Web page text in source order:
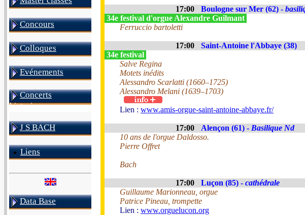
Concours
Colloques
Evénements
Concerts
historiques
J S BACH
Liens
Data Base
17:00 Boulogne sur Mer (62) -
34e festival d'orgue Alexandre Guilmant
Ferruccio bartoletti
17:00
Saint-Antoine l'Abbaye (38)
34e festival
Salve Regina
Motets inédits
Alessandro Scarlatti (1660–1725)
Alessandro Melani (1639–1703)
Lien : www.amis-orgue-saint-antoine-abbaye.fr/
17:00 Alençon (61) - Basilique Nd
10 ans de l'orgue Daldosso.
Pierre Offret
Bach
17:00 Luçon (85) - cathédrale
Guillaume Marionneau, orgue
Patrice Pineau, trompette
Lien : www.orguelucon.org